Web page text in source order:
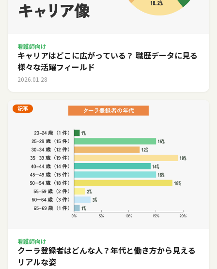
看護師向け
キャリアはどこに広がっている？ 職歴データに見る
様々な活躍フィールド
2026.01.28
記事
看護師向け
クーラ登録者はどんな人？年代と働き方から見える
リアルな姿